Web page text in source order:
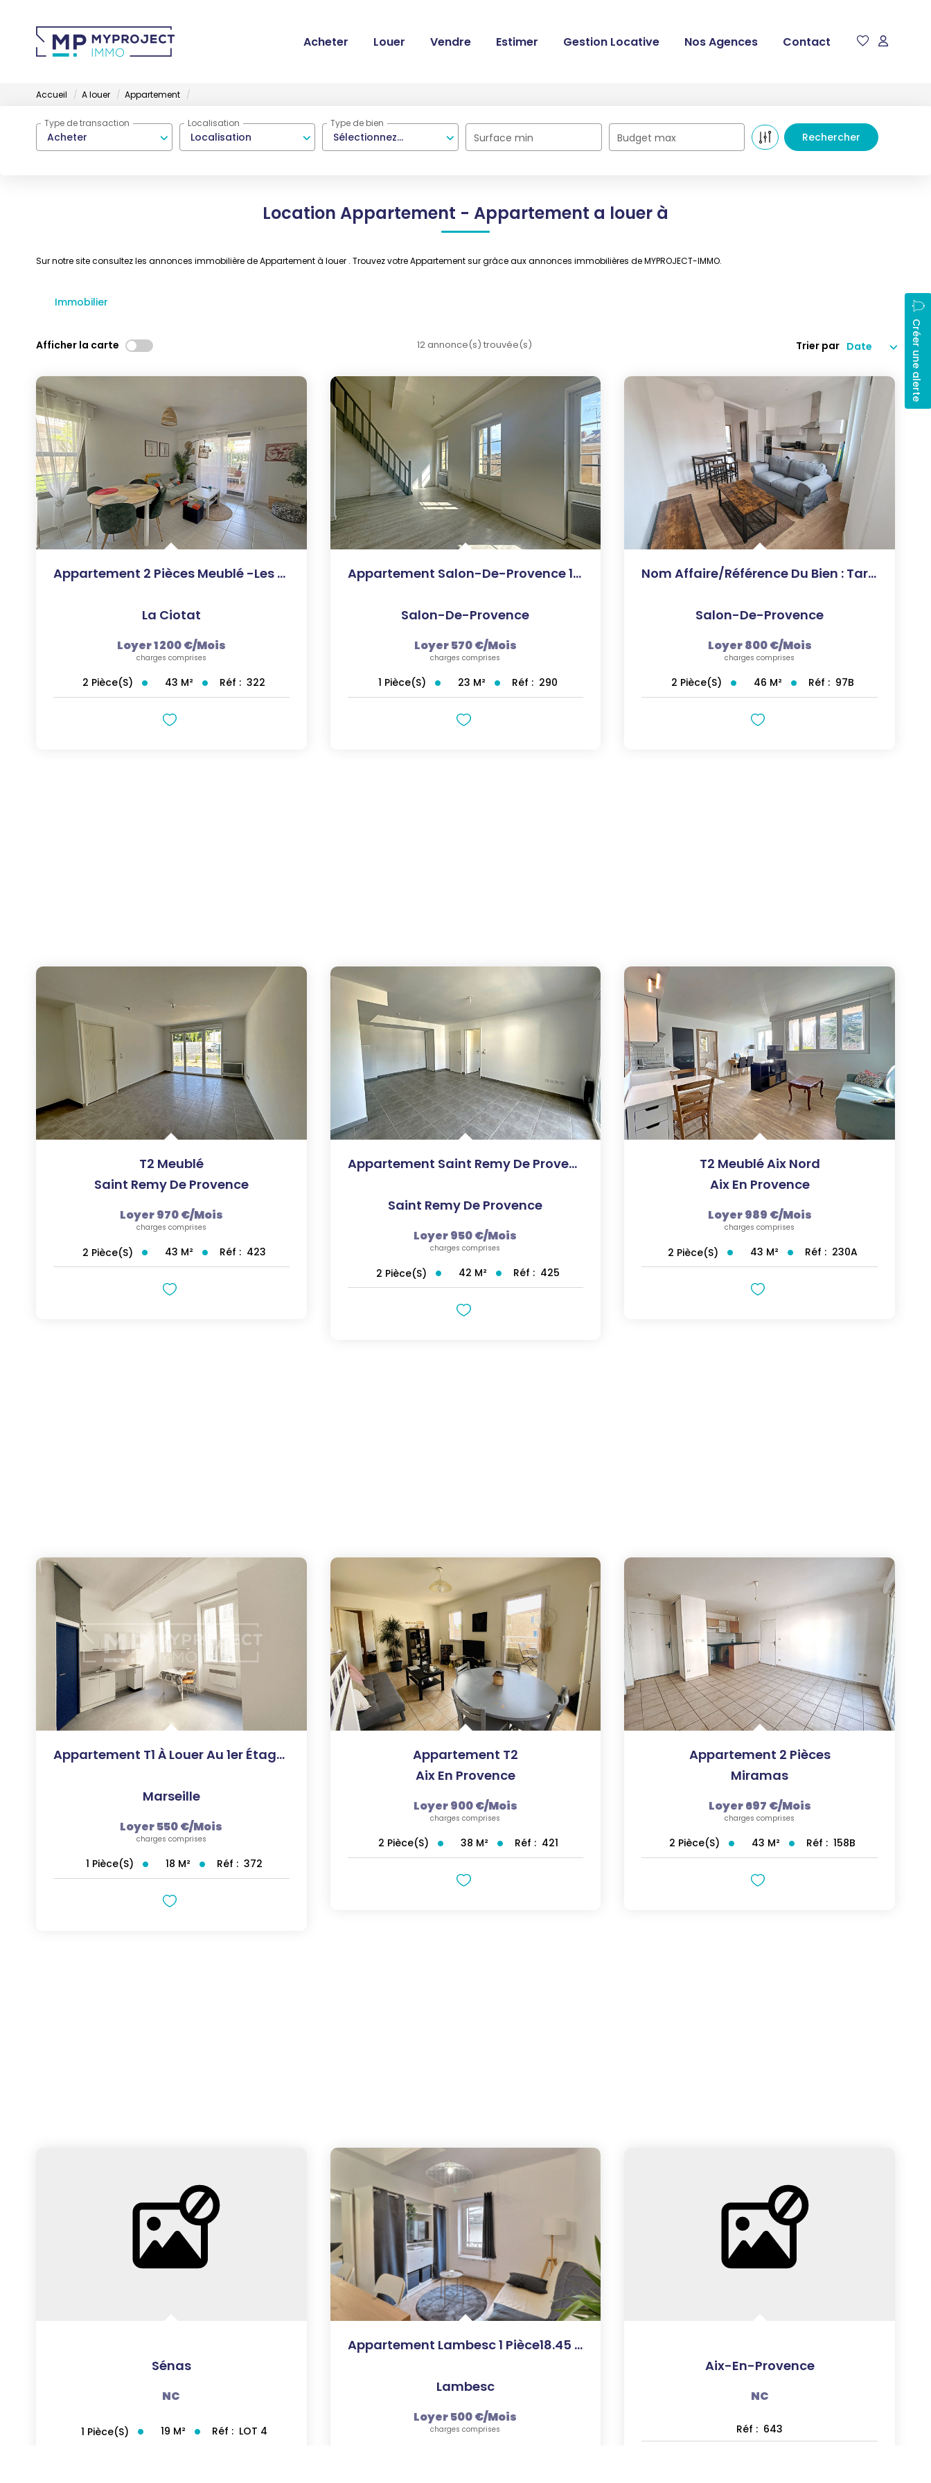
Acheter Louer Vendre Estimer Gestion Locative Nos Agences Contact
Accueil A louer Appartement
Acheter
Type de transaction
Localisation
Localisation
Sélectionnez...
Type de bien
Surface min Budget max
Location Appartement - Appartement a louer à
Sur notre site consultez les annonces immobilière de Appartement à louer . Trouvez votre Appartement sur grâce aux annonces immobilières de MYPROJECT-IMMO.
Immobilier
Créer une alerte
Afficher la carte 12 annonce(s) trouvée(s) Trier par
Appartement 2 Pièces Meublé -Les Plages-
La Ciotat
Loyer 1 200 €/mois
charges comprises
2 Pièce(s) 43 M² Réf : 322
Appartement Salon-De-Provence 1 Pièce 22.66 M2 Non Meublé...
Salon-De-Provence
Loyer 570 €/mois
charges comprises
1 Pièce(s) 23 M² Réf : 290
Nom Affaire/Référence Du Bien : Tardieu - Appartement...
Salon-De-Provence
Loyer 800 €/mois
charges comprises
2 Pièce(s) 46 M² Réf : 97B
T2 Meublé
Saint Remy De Provence
Loyer 970 €/mois
charges comprises
2 Pièce(s) 43 M² Réf : 423
Appartement Saint Remy De Provence 2 Pièce(s) 42.32 M2
Saint Remy De Provence
Loyer 950 €/mois
charges comprises
2 Pièce(s) 42 M² Réf : 425
T2 Meublé Aix Nord
Aix En Provence
Loyer 989 €/mois
charges comprises
2 Pièce(s) 43 M² Réf : 230A
Appartement T1 À Louer Au 1er Étage - Quartier Réformés...
Marseille
Loyer 550 €/mois
charges comprises
1 Pièce(s) 18 M² Réf : 372
Appartement T2
Aix En Provence
Loyer 900 €/mois
charges comprises
2 Pièce(s) 38 M² Réf : 421
Appartement 2 Pièces
Miramas
Loyer 697 €/mois
charges comprises
2 Pièce(s) 43 M² Réf : 158B
Sénas
NC
1 Pièce(s) 19 M² Réf : LOT 4
Appartement Lambesc 1 Pièce18.45 M2
Lambesc
Loyer 500 €/mois
charges comprises
Aix-En-Provence
NC
Réf : 643